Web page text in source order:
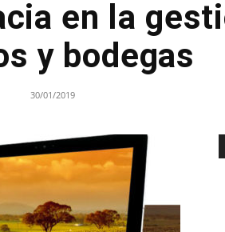
en la
y bodegas
30/01/2019